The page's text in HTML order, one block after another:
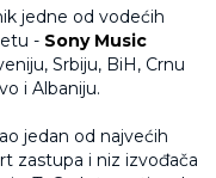
jedne od vodećih
- Sony Music
Srbiju, BiH, Crnu
i Albaniju.
jedan od najvećih
zastupa i niz izvođača